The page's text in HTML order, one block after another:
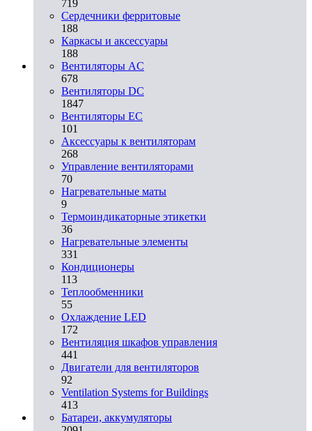
719
Сердечники ферритовые
188
Каркасы и аксессуары
188
Вентиляторы AC
678
Вентиляторы DC
1847
Вентиляторы EC
101
Аксессуары к вентиляторам
268
Управление вентиляторами
70
Нагревательные маты
9
Термоиндикаторные этикетки
36
Нагревательные элементы
331
Кондиционеры
113
Теплообменники
55
Охлаждение LED
172
Вентиляция шкафов управления
441
Двигатели для вентиляторов
92
Ventilation Systems for Buildings
413
Батареи, аккумуляторы